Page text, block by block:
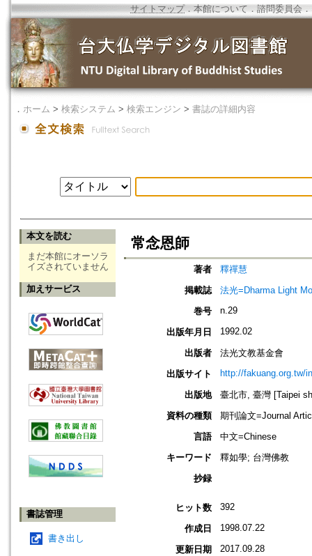
サイトマップ．本館について ． 諮問委員会 ．
． ホーム > 検索システム > 検索エンジン > 書誌の詳細内容
本文を読む
まだ本館にオーソラ
イズされていません
加えサービス
書誌管理
書き出し
常念恩師
著者
釋禪慧
掲載誌
法光=Dharma Light
巻号
n.29
出版年月日 1992.02
出版者
法光文教基金會
出版サイト
http://fakuang.org.tw/
出版地
臺北市, 臺灣 [Taipei
資料の種類
期刊論文=Journal
言語
中文=Chinese
キーワード
釋如學; 台灣佛教
抄録
ヒット数 392
作成日 1998.07.22
更新日期 2017.09.28